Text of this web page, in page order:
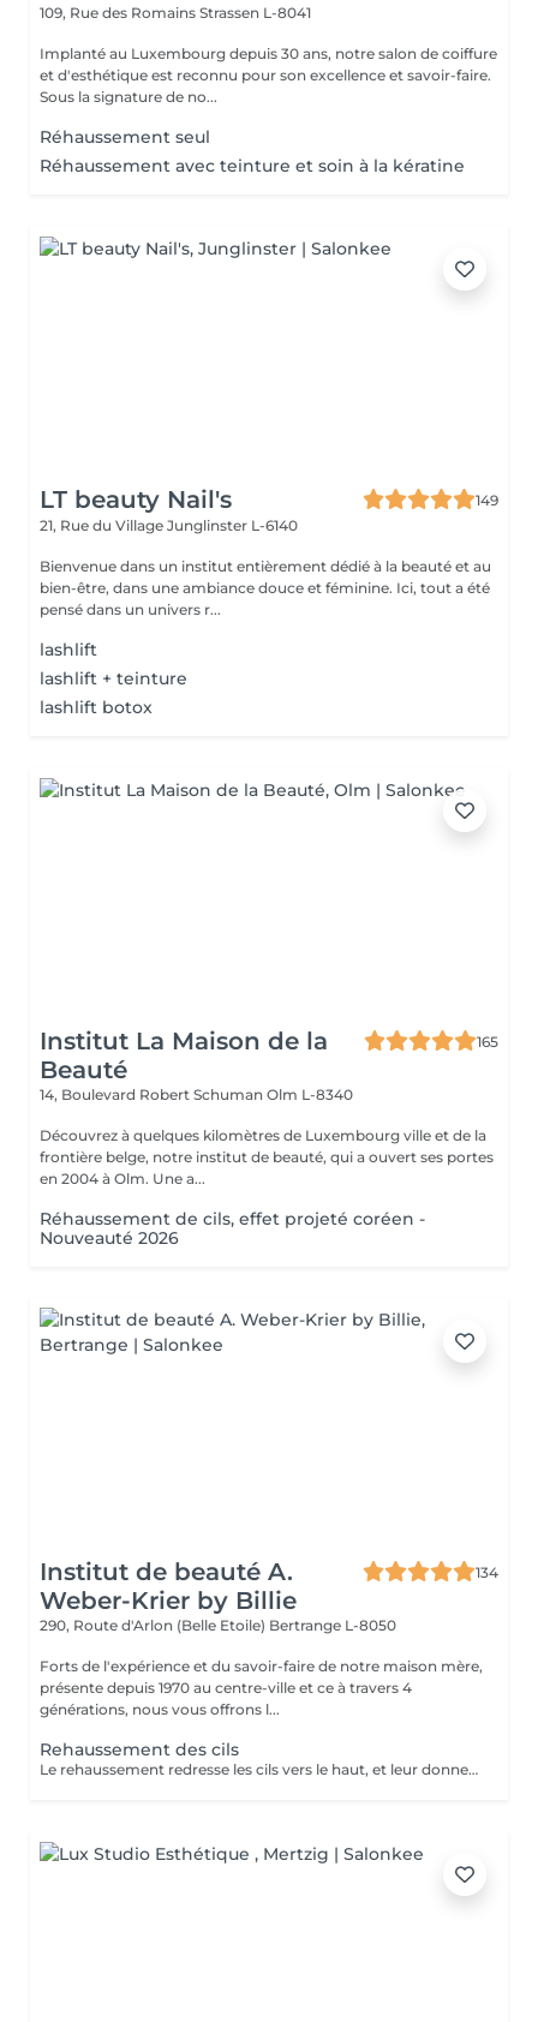
109, Rue des Romains Strassen L-8041
Implanté au Luxembourg depuis 30 ans, notre salon de coiffure
et d'esthétique est reconnu pour son excellence et savoir-faire.
Sous la signature de no...
Réhaussement seul
Réhaussement avec teinture et soin à la kératine
LT beauty Nail's
149
21, Rue du Village Junglinster L-6140
Bienvenue dans un institut entièrement dédié à la beauté et au
bien-être, dans une ambiance douce et féminine. Ici, tout a été
pensé dans un univers r...
lashlift
lashlift + teinture
lashlift botox
Institut La Maison de la
Beauté
165
14, Boulevard Robert Schuman Olm L-8340
Découvrez à quelques kilomètres de Luxembourg ville et de la
frontière belge, notre institut de beauté, qui a ouvert ses portes
en 2004 à Olm. Une a...
Réhaussement de cils, effet projeté coréen -
Nouveauté 2026
Institut de beauté A.
Weber-Krier by Billie
134
290, Route d'Arlon (Belle Etoile) Bertrange L-8050
Forts de l'expérience et du savoir-faire de notre maison mère,
présente depuis 1970 au centre-ville et ce à travers 4
générations, nous vous offrons l...
Rehaussement des cils
Le rehaussement redresse les cils vers le haut, et leur donne une superbe courbure, de la longueur, de la hauteur et du volume : vos cils paraissent plus longs et plus denses. Pour toutes celles qui veulent avoir un regard intense et des cils plus longs c'est une technique qui rallonge vos propres cils sans avoir recours aux extensions de cils. Elle peut être complémentaire à l'application d'extensions de cils, afin de faciliter leur application lorsque vos cils sont trop droits ou trop recourbés : Une beauté en un clin d'oeil ! Le soin ne dure que 45 minutes et n'est pas inconfortable : son effet recourbant dure entre 8 et 12 semaines, ce qui correspond au cycle naturel des cils. Tout de suite après le rehaussement, nous vous proposons soit une teinture des cils, pour intensifier la couleur de vos cils, soit un soin à la kératine, un traitement unique pour nourrir, épaissir et hydrater vos cils naturels ,soit l'application d'un mascara semi-permanent afin d'en améliorer encore l'aspect ' maquillé ' ( tenue 3-4 semaines). Vous avez la possibilité de faire tous ces soins en un même séance :))